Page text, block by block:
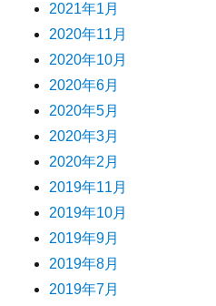
2021年1月
2020年11月
2020年10月
2020年6月
2020年5月
2020年3月
2020年2月
2019年11月
2019年10月
2019年9月
2019年8月
2019年7月